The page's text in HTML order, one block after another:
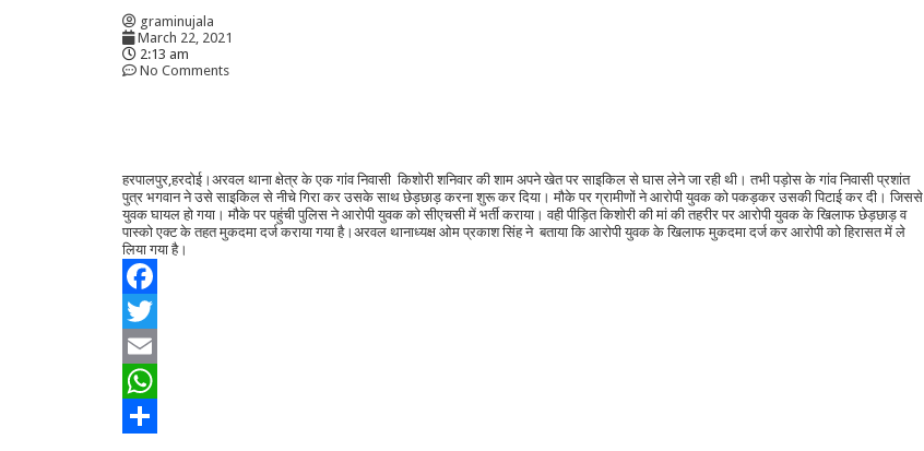
graminujala
March 22, 2021
2:13 am
No Comments
हरपालपुर,हरदोई।अरवल थाना क्षेत्र के एक गांव निवासी किशोरी शनिवार की शाम अपने खेत पर साइकिल से घास लेने जा रही थी। तभी पड़ोस के गांव निवासी प्रशांत
पुत्र भगवान ने उसे साइकिल से नीचे गिरा कर उसके साथ छेड़छाड़ करना शुरू कर दिया। मौके पर ग्रामीणों ने आरोपी युवक को पकड़कर उसकी पिटाई कर दी। जिससे
युवक घायल हो गया। मौके पर पहुंची पुलिस ने आरोपी युवक को सीएचसी में भर्ती कराया। वही पीड़ित किशोरी की मां की तहरीर पर आरोपी युवक के खिलाफ छेड़छाड़ व
पास्को एक्ट के तहत मुकदमा दर्ज कराया गया है।अरवल थानाध्यक्ष ओम प्रकाश सिंह ने बताया कि आरोपी युवक के खिलाफ मुकदमा दर्ज कर आरोपी को हिरासत में ले
लिया गया है।
Facebook
Twitter
Email
WhatsApp